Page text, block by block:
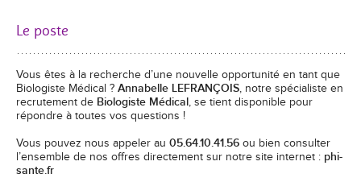
Le poste
Vous êtes à la recherche d’une nouvelle opportunité en tant que
Biologiste Médical ? Annabelle LEFRANÇOIS, notre spécialiste en
recrutement de Biologiste Médical , se tient disponible pour
répondre à toutes vos questions !
Vous pouvez nous appeler au 05.64.10.41.56 ou bien consulter
l’ensemble de nos offres directement sur notre site internet : phi-
sante.fr